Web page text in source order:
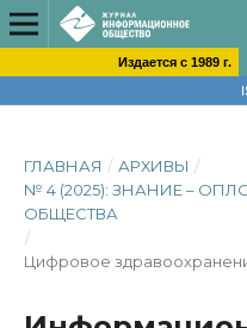
Издается с 1989 г.
ГЛАВНАЯ / АРХИВЫ /
№ 4 (2025): ЗНАНИЕ –
ОБЩЕСТВА
/
Цифровое